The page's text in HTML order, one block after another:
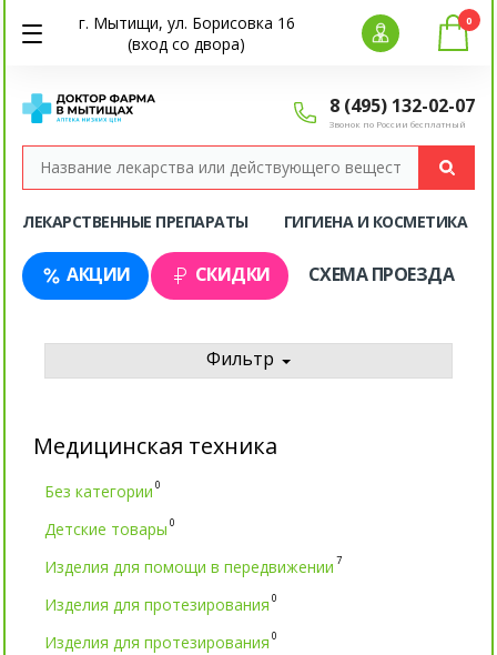
г. Мытищи, ул. Борисовка 16
(вход со двора)
8 (495) 132-02-07
Звонок по России бесплатный
0
ЛЕКАРСТВЕННЫЕ ПРЕПАРАТЫ ГИГИЕНА И КОСМЕТИКА
АКЦИИ СКИДКИ СХЕМА ПРОЕЗДА
Фильтр
Медицинская техника
Без категории 0
Детские товары 0
Изделия для помощи в передвижении 7
Изделия для протезирования 0
Изделия для протезирования 0